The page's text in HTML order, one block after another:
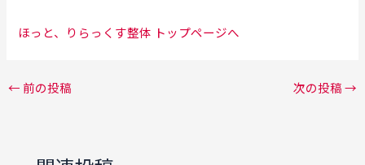
ほっと、りらっくす整体 トップページへ
← 前の投稿 次の投稿→